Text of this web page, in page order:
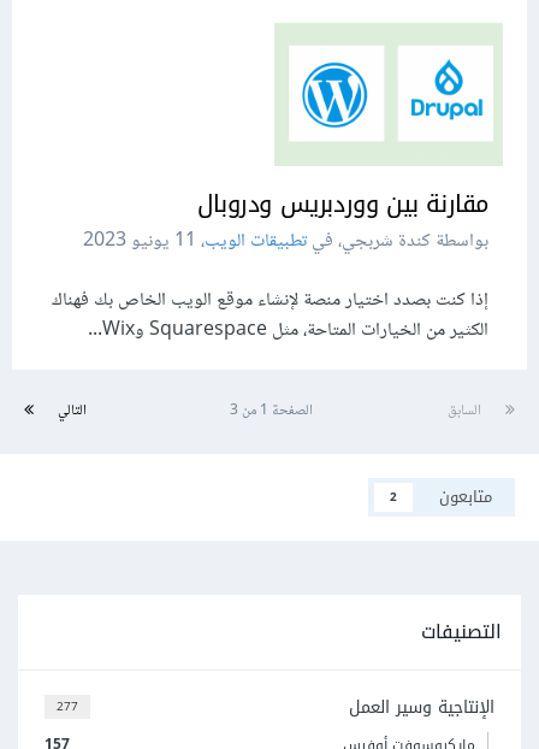
مقارنة بين ووردبريس ودروبال
بواسطة كندة شربجي، فيتطبيقات الويب، 11 يونيو 2023
إذا كنت بصدد اختيار منصة لإنشاء موقع الويب الخاص بك فهناك
الكثير من الخيارات المتاحة، مثل Squarespace وWix...
السابق التالي الصفحة 1 من 3
متابعون 2
التصنيفات
277 الإنتاجية وسير العمل